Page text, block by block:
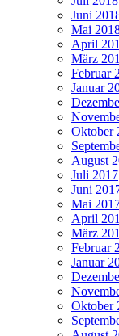
Juni
Mai
April
März
Februar
Januar
Oktober
August
Juli 2017
Juni
Mai
April
März
Februar
Januar
Oktober